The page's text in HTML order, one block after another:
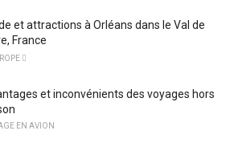
et attractions à Orléans dans le Val de
France

et inconvénients des voyages hors
EN AVION